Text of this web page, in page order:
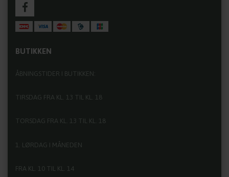
BUTIKKEN
ÅBNINGSTIDER I BUTIKKEN:
TIRSDAG FRA KL. 13 TIL KL. 18
TORSDAG FRA KL. 13 TIL KL. 18
1. LØRDAG I MÅNEDEN
FRA KL. 10 TIL KL. 14